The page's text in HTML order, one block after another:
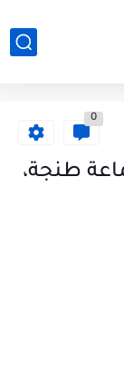
0
بجماعة طنجة،